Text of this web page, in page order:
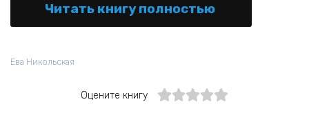
Читать книгу полностью
Ева Никольская
Оцените книгу